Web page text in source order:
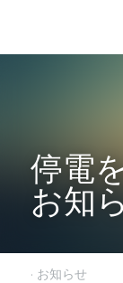
停電
お知
· お知らせ